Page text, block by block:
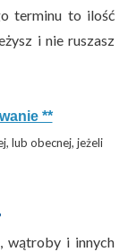
terminu to ilość
i nie ruszasz
**
lub obecnej, jeżeli
wątroby i innych